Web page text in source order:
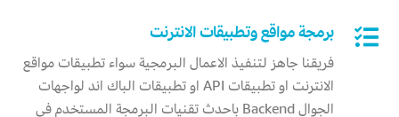
برمجة مواقع وتطبيقات الانترنت
فريقنا جاهز لتنفيذ الاعمال البرمجية سواء تطبيقات مواقع
الانترنت او تطبيقات API او تطبيقات الباك اند لواجهات
الجوال Backend باحدث تقنيات البرمجة المستخدم في